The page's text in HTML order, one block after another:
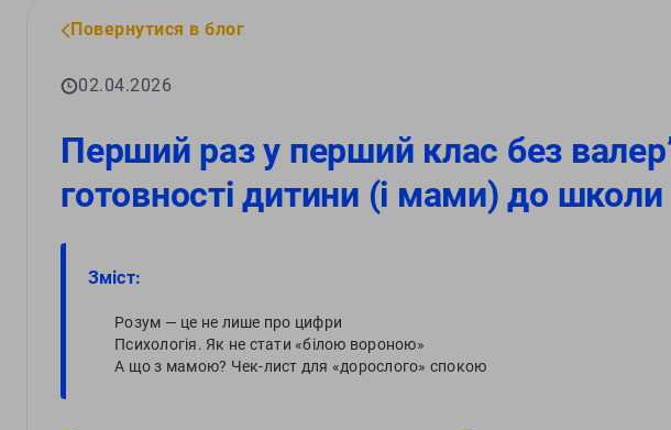
Повернутися в блог
02.04.2026
Перший раз у перший клас без
готовності дитини (і мами) до школи
Зміст:
Розум — це не лише про цифри
Психологія. Як не стати «білою вороною»
А що з мамою? Чек-лист для «дорослого» спокою